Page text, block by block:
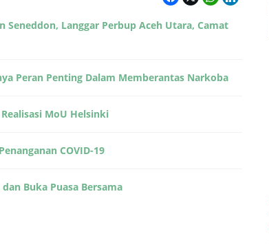
Seneddon, Langgar Perbup Aceh Utara, Camat
Peran Penting Dalam Memberantas Narkoba
Komandan Brigade PII Aceh ‘Buka Suara’ Realisasi MoU Helsinki
COVID-19
Buka Puasa Bersama